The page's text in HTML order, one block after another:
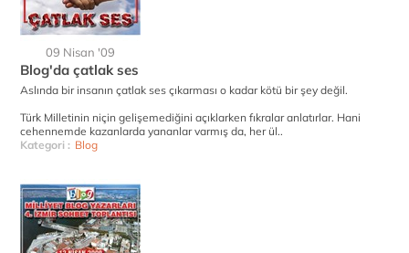
09 Nisan '09
Blog'da çatlak ses
Aslında bir insanın çatlak ses çıkarması o kadar kötü bir şey değil.
Türk Milletinin niçin gelişemediğini açıklarken fıkralar anlatırlar. Hani
cehennemde kazanlarda yananlar varmış da, her ül..
Kategori : Blog